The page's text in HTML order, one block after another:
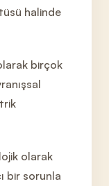
halinde
birçok
olarak
bir sorunla